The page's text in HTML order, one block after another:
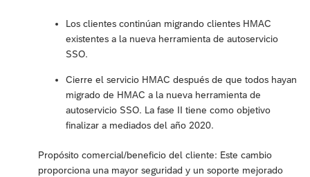
Los clientes continúan migrando clientes HMAC
existentes a la nueva herramienta de autoservicio
SSO.
Cierre el servicio HMAC después de que todos hayan
migrado de HMAC a la nueva herramienta de
autoservicio SSO. La fase II tiene como objetivo
finalizar a mediados del año 2020.
Propósito comercial/beneficio del cliente: Este cambio
proporciona una mayor seguridad y un soporte mejorado